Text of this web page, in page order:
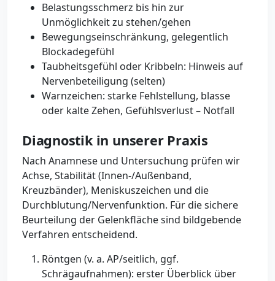
Belastungsschmerz bis hin zur
Unmöglichkeit zu stehen/gehen
Bewegungseinschränkung, gelegentlich
Blockadegefühl
Taubheitsgefühl oder Kribbeln: Hinweis auf
Nervenbeteiligung (selten)
Warnzeichen: starke Fehlstellung, blasse
oder kalte Zehen, Gefühlsverlust – Notfall
Diagnostik in unserer Praxis
Nach Anamnese und Untersuchung prüfen wir
Achse, Stabilität (Innen-/Außenband,
Kreuzbänder), Meniskuszeichen und die
Durchblutung/Nervenfunktion. Für die sichere
Beurteilung der Gelenkfläche sind bildgebende
Verfahren entscheidend.
Röntgen (v. a. AP/seitlich, ggf.
Schrägaufnahmen): erster Überblick über